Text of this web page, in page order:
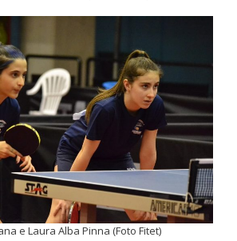
e Laura Alba Pinna (Foto Fitet)